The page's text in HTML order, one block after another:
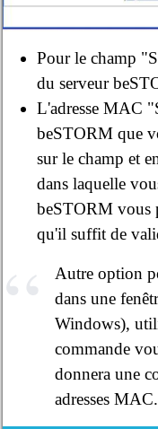
Pour le champ
du serveur
L'adresse MAC
beSTORM que
sur le champ et
dans laquelle
beSTORM vous
qu'il suffit de
Autre option
dans une
Windows),
commande
donnera une
adresses MAC.